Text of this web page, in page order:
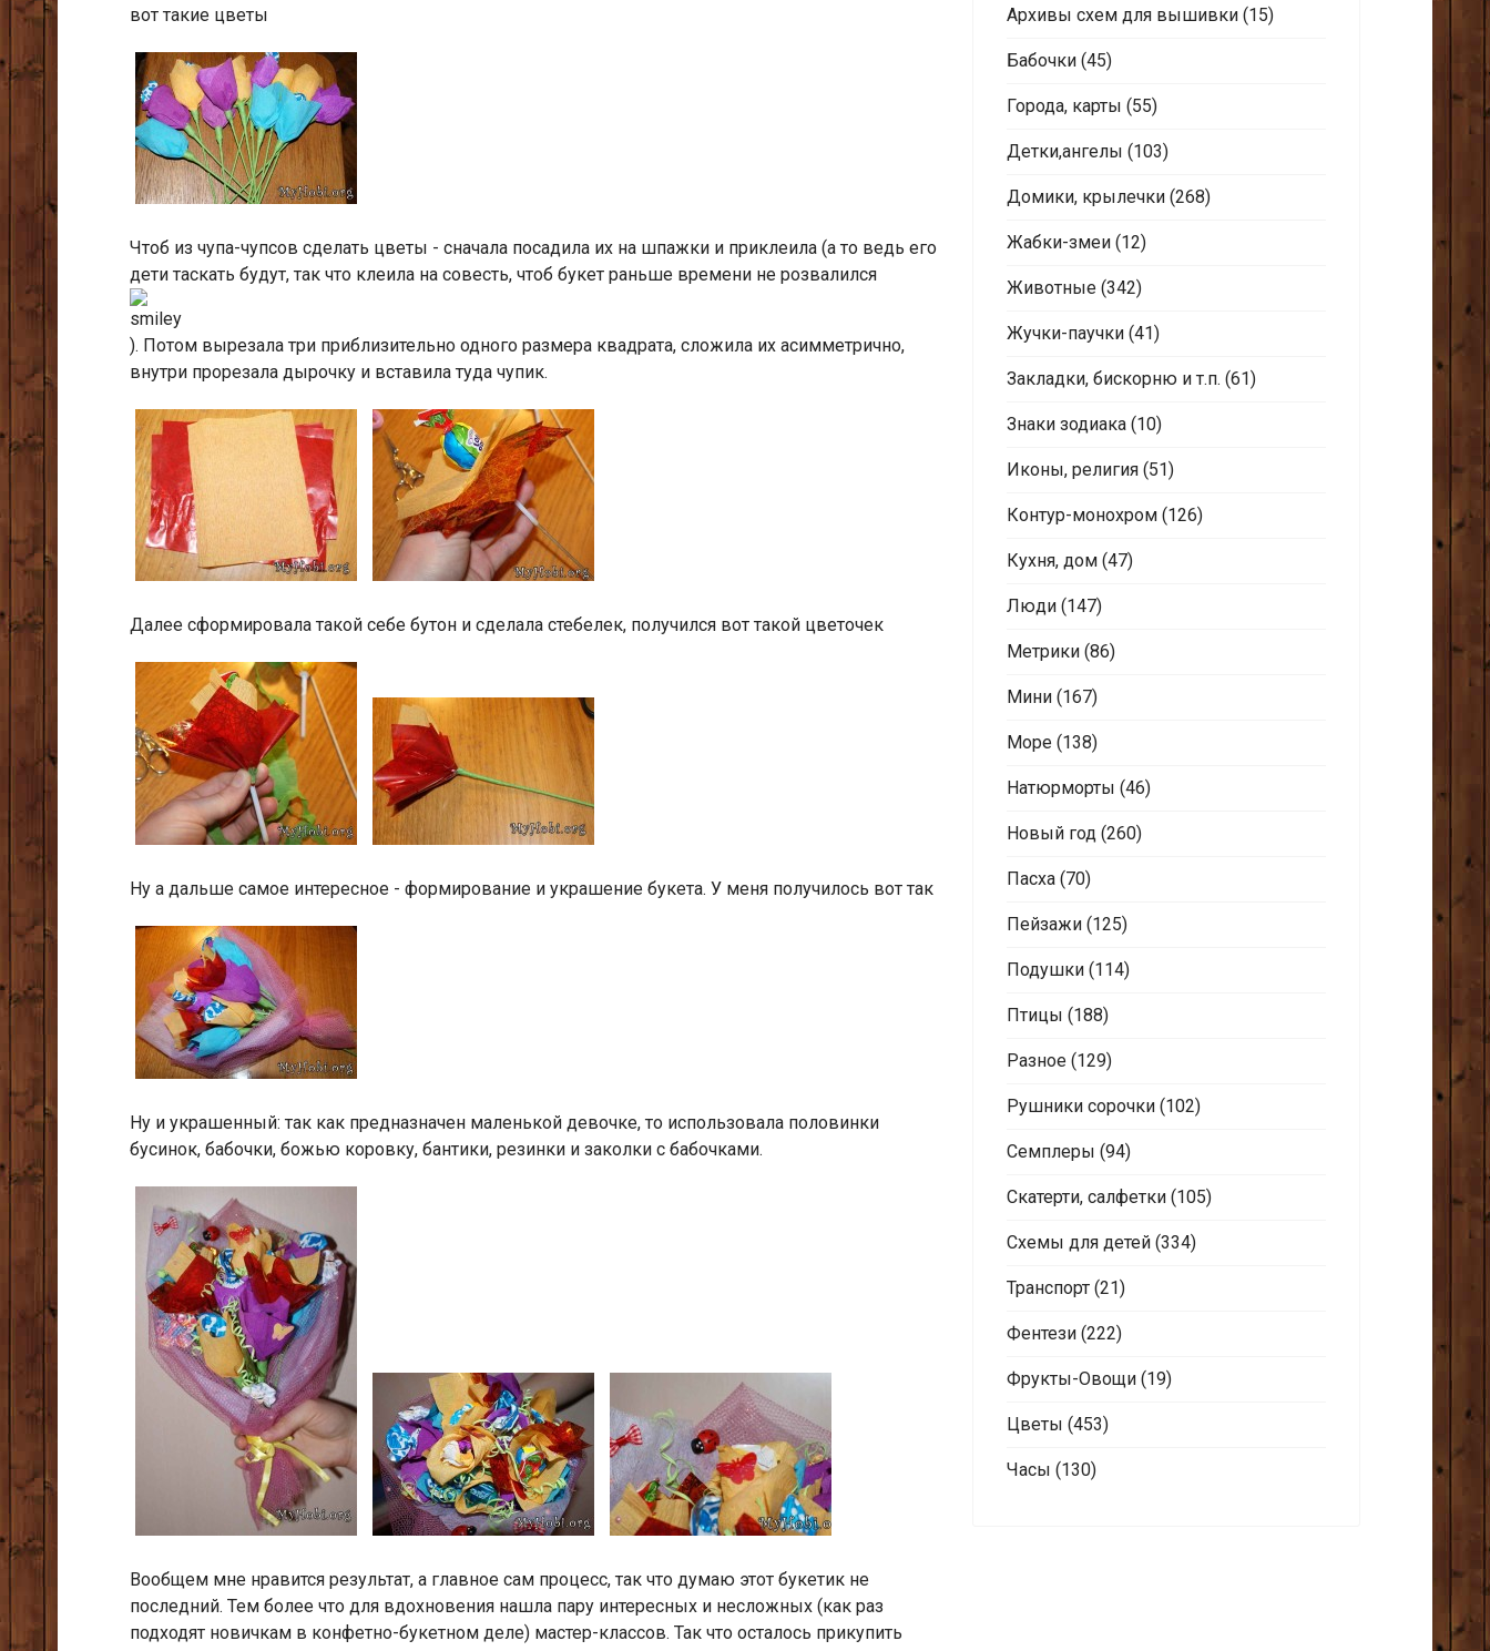
вот такие цветы
Чтоб из чупа-чупсов сделать цветы - сначала посадила их на шпажки и приклеила (а то ведь его
дети таскать будут, так что клеила на совесть, чтоб букет раньше времени не розвалился
). Потом вырезала три приблизительно одного размера квадрата, сложила их асимметрично,
внутри прорезала дырочку и вставила туда чупик.
Далее сформировала такой себе бутон и сделала стебелек, получился вот такой цветочек
Ну а дальше самое интересное - формирование и украшение букета. У меня получилось вот так
Ну и украшенный: так как предназначен маленькой девочке, то использовала половинки
бусинок, бабочки, божью коровку, бантики, резинки и заколки с бабочками.
Вообщем мне нравится результат, а главное сам процесс, так что думаю этот букетик не
последний. Тем более что для вдохновения нашла пару интересных и несложных (как раз
подходят новичкам в конфетно-букетном деле) мастер-классов. Так что осталось прикупить
Архивы схем для вышивки (15)
Бабочки (45)
Города, карты (55)
Детки,ангелы (103)
Домики, крылечки (268)
Жабки-змеи (12)
Животные (342)
Жучки-паучки (41)
Закладки, бискорню и т.п. (61)
Знаки зодиака (10)
Иконы, религия (51)
Контур-монохром (126)
Кухня, дом (47)
Люди (147)
Метрики (86)
Мини (167)
Море (138)
Натюрморты (46)
Новый год (260)
Пасха (70)
Пейзажи (125)
Подушки (114)
Птицы (188)
Разное (129)
Рушники сорочки (102)
Семплеры (94)
Скатерти, салфетки (105)
Схемы для детей (334)
Транспорт (21)
Фентези (222)
Фрукты-Овощи (19)
Цветы (453)
Часы (130)